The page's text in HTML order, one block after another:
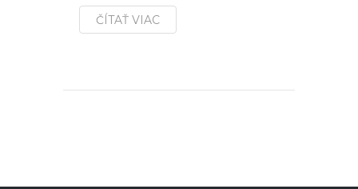
ČÍTAŤ VIAC